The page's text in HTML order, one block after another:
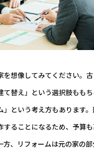
を想像してみてください。
て替え」という選択肢もも
」という考え方もあります
することになるため、予算
方、リフォームは元の家の